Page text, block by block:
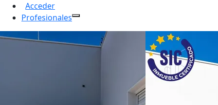
Acceder
Profesionales